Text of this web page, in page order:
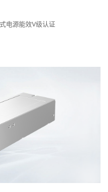
电源能效V级认证